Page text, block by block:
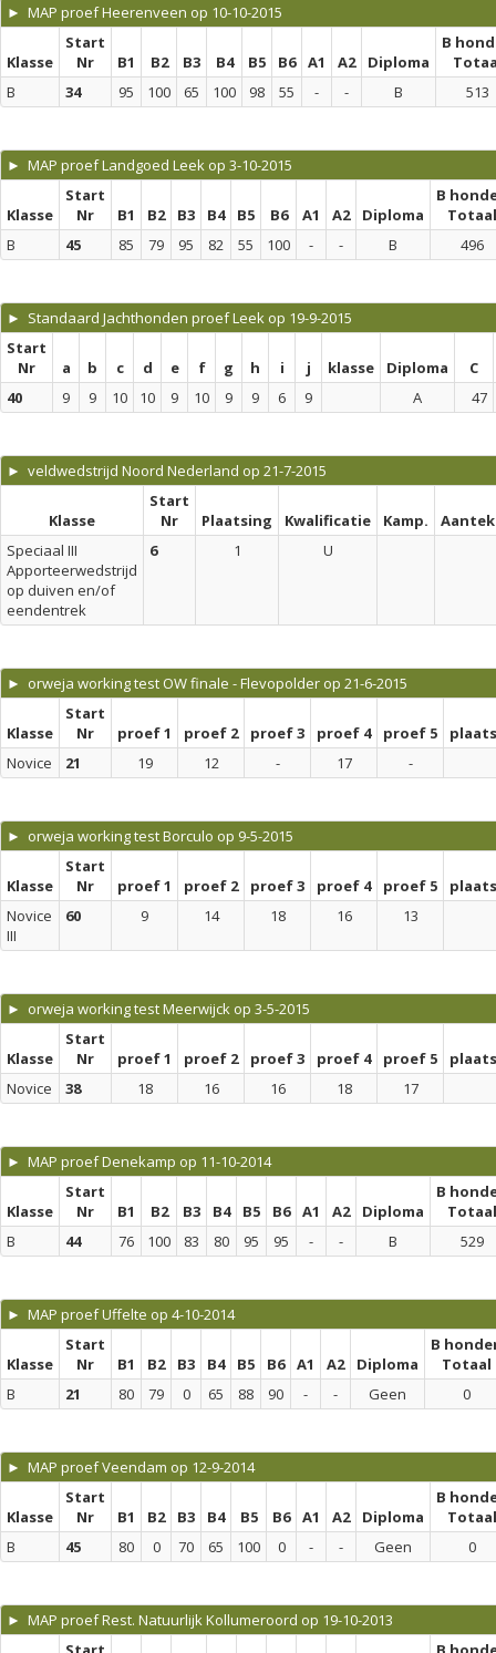
► MAP proef Heerenveen op 10-10-2015
Klasse
Start
Nr
B1 B2 B3 B4 B5 B6 A1 A2 Diploma
B
B
34 95 100 65 100 98 55 - - B 513
► MAP proef Landgoed Leek op 3-10-2015
Klasse
Start
Nr
B1 B2 B3 B4 B5 B6 A1 A2 Diploma
B
Totaal
B
45 85 79 95 82 55 100 - - B 496
► Standaard Jachthonden proef Leek op 19-9-2015
Start
Nr
a b c d e f g h i j klasse Diploma
C
40
9 9 10 10 9 10 9 9 6 9 A 47
► veldwedstrijd Noord Nederland op 21-7-2015
Klasse
Start
Nr
Plaatsing Kwalificatie Kamp.
Speciaal III
Apporteerwedstrijd
op duiven en/of
eendentrek
6 1 U
► orweja working test OW finale - Flevopolder op 21-6-2015
Klasse
Start
Nr
proef 1 proef 2 proef 3 proef 4 proef 5
Novice
21 19 12 - 17 -
► orweja working test Borculo op 9-5-2015
Klasse
Start
Nr
proef 1 proef 2 proef 3 proef 4 proef 5
Novice
III
60 9 14 18 16 13
► orweja working test Meerwijck op 3-5-2015
Klasse
Start
Nr
proef 1 proef 2 proef 3 proef 4 proef 5
Novice
38 18 16 16 18 17
► MAP proef Denekamp op 11-10-2014
Klasse
Start
Nr
B1 B2 B3 B4 B5 B6 A1 A2 Diploma
B
Totaal
B
44 76 100 83 80 95 95 - - B 529
► MAP proef Uffelte op 4-10-2014
Klasse
Start
Nr
B1 B2 B3 B4 B5 B6 A1 A2 Diploma
B
Totaal
B
21 80 79 0 65 88 90 - - Geen 0
► MAP proef Veendam op 12-9-2014
Klasse
Start
Nr
B1 B2 B3 B4 B5 B6 A1 A2 Diploma
B
Totaal
B
45 80 0 70 65 100 0 - - Geen 0
► MAP proef Rest. Natuurlijk Kollumeroord op 19-10-2013